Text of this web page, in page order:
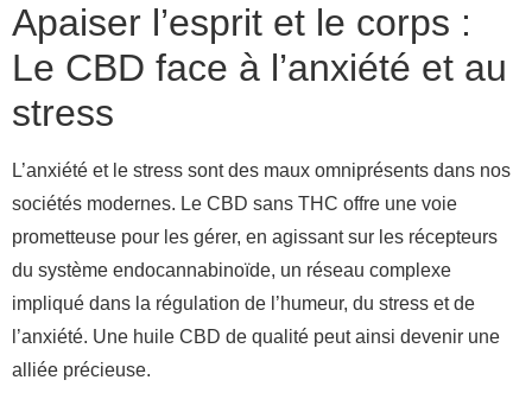
Apaiser l’esprit et le corps :
Le CBD face à l’anxiété et au
stress
L’anxiété et le stress sont des maux omniprésents dans nos
sociétés modernes. Le CBD sans THC offre une voie
prometteuse pour les gérer, en agissant sur les récepteurs
du système endocannabinoïde, un réseau complexe
impliqué dans la régulation de l’humeur, du stress et de
l’anxiété. Une huile CBD de qualité peut ainsi devenir une
alliée précieuse.